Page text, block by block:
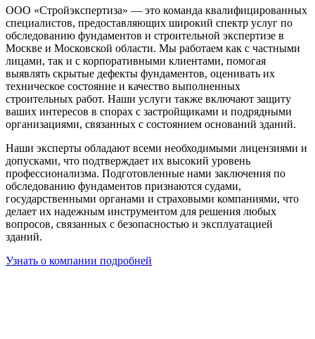
ООО «Стройэкспертиза» — это команда квалифицированных
специалистов, предоставляющих широкий спектр услуг по
обследованию фундаментов и строительной экспертизе в
Москве и Московской области. Мы работаем как с частными
лицами, так и с корпоративными клиентами, помогая
выявлять скрытые дефекты фундаментов, оценивать их
техническое состояние и качество выполненных
строительных работ. Наши услуги также включают защиту
ваших интересов в спорах с застройщиками и подрядными
организациями, связанных с состоянием оснований зданий.
Наши эксперты обладают всеми необходимыми лицензиями и
допусками, что подтверждает их высокий уровень
профессионализма. Подготовленные нами заключения по
обследованию фундаментов признаются судами,
государственными органами и страховыми компаниями, что
делает их надежным инструментом для решения любых
вопросов, связанных с безопасностью и эксплуатацией
зданий.
Узнать о компании подробней